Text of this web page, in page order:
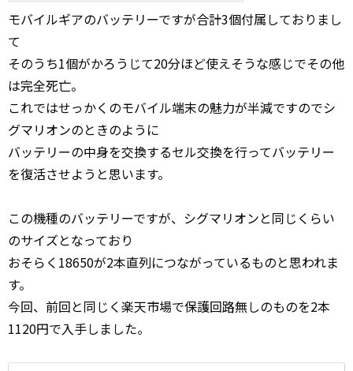
モバイルギアのバッテリーですが合計3個付属しておりまし
て
そのうち1個がかろうじて20分ほど使えそうな感じでその他
は完全死亡。
これではせっかくのモバイル端末の魅力が半減ですのでシ
グマリオンのときのように
バッテリーの中身を交換するセル交換を行ってバッテリー
を復活させようと思います。
この機種のバッテリーですが、シグマリオンと同じくらい
のサイズとなっており
おそらく18650が2本直列につながっているものと思われま
す。
今回、前回と同じく楽天市場で保護回路無しのものを2本
1120円で入手しました。